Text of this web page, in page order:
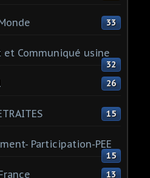
33
et Communiqué usine
32
26
15
Participation-PEE
15
13